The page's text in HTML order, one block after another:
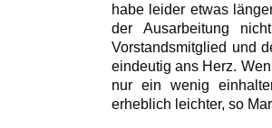
habe leider etwas
der Ausarbeitung
Vorstandsmitglied und
eindeutig ans Herz.
nur ein wenig
erheblich leichter, so